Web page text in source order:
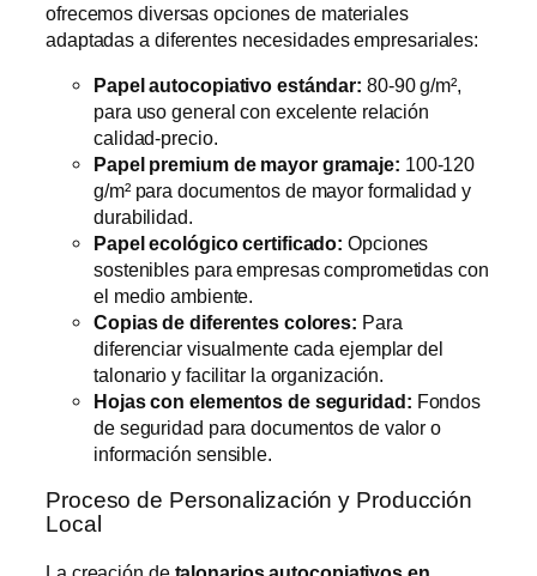
ofrecemos diversas opciones de materiales
adaptadas a diferentes necesidades empresariales:
Papel autocopiativo estándar: 80-90 g/m²,
para uso general con excelente relación
calidad-precio.
Papel premium de mayor gramaje: 100-120
g/m² para documentos de mayor formalidad y
durabilidad.
Papel ecológico certificado: Opciones
sostenibles para empresas comprometidas con
el medio ambiente.
Copias de diferentes colores: Para
diferenciar visualmente cada ejemplar del
talonario y facilitar la organización.
Hojas con elementos de seguridad: Fondos
de seguridad para documentos de valor o
información sensible.
Proceso de Personalización y Producción
Local